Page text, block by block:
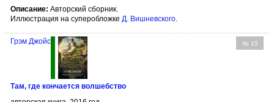
Описание: Авторский сборник.
Иллюстрация на суперобложке Д. Вишневского.
№ 15
Грэм Джойс
Там, где кончается волшебство